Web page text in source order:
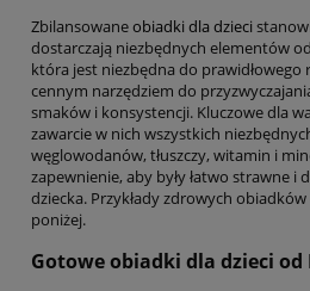
Zbilansowaneobiadki dla dzieci
dostarczają niezbędnych elementów
która jest niezbędna do prawidłowego
cennym narzędziem do
smaków i konsystencji. Kluczowe dla
zawarcie w nich wszystkich
węglowodanów, tłuszczy, witamin i
zapewnienie, aby były łatwo strawne i
dziecka. Przykłady zdrowych
poniżej.
Gotowe obiadki dla dzieci od